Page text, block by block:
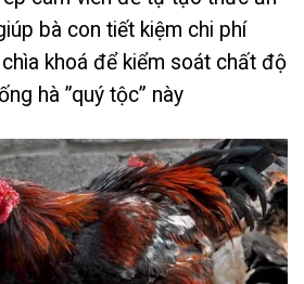
bà con tiết kiệm chi phí
khoá để kiểm soát chất độ
hà ”quý tộc” này